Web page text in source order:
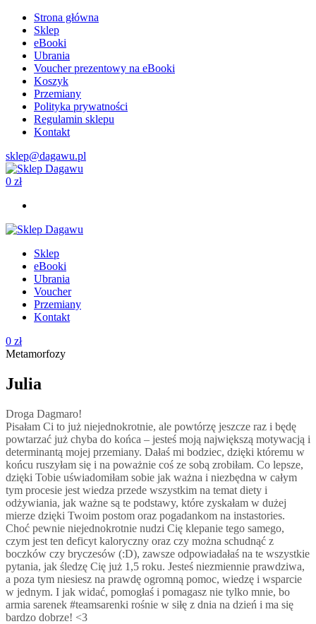
Strona główna
Sklep
eBooki
Ubrania
Voucher prezentowy na eBooki
Koszyk
Przemiany
Polityka prywatności
Regulamin sklepu
Kontakt
sklep@dagawu.pl
0 zł
Sklep
eBooki
Ubrania
Voucher
Przemiany
Kontakt
0 zł
Metamorfozy
Julia
Droga Dagmaro!
Pisałam Ci to już niejednokrotnie, ale powtórzę jeszcze raz i będę
powtarzać już chyba do końca – jesteś moją największą motywacją i
determinantą mojej przemiany. Dałaś mi bodziec, dzięki któremu w
końcu ruszyłam się i na poważnie coś ze sobą zrobiłam. Co lepsze,
dzięki Tobie uświadomiłam sobie jak ważna i niezbędna w całym
tym procesie jest wiedza przede wszystkim na temat diety i
odżywiania, jak ważne są te podstawy, które zyskałam w dużej
mierze dzięki Twoim postom oraz pogadankom na instastories.
Choć pewnie niejednokrotnie nudzi Cię klepanie tego samego,
czym jest ten deficyt kaloryczny oraz czy można schudnąć z
boczków czy bryczesów (:D), zawsze odpowiadałaś na te wszystkie
pytania, jak śledzę Cię już 1,5 roku. Jesteś niezmiennie prawdziwa,
a poza tym niesiesz na prawdę ogromną pomoc, wiedzę i wsparcie
w jednym. I jak widać, pomogłaś i pomagasz nie tylko mnie, bo
armia sarenek #teamsarenki rośnie w siłę z dnia na dzień i ma się
bardzo dobrze! <3